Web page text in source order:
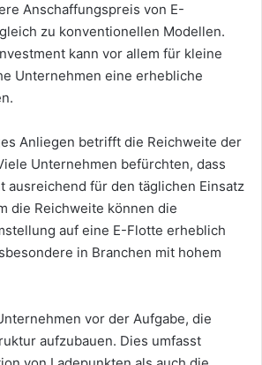
Anschaffungspreis von E-
zu konventionellen Modellen.
kann vor allem für kleine
Unternehmen eine erhebliche
Anliegen betrifft die Reichweite der
Unternehmen befürchten, dass
ausreichend für den täglichen Einsatz
die Reichweite können die
auf eine E-Flotte erheblich
in Branchen mit hohem
vor der Aufgabe, die
aufzubauen. Dies umfasst